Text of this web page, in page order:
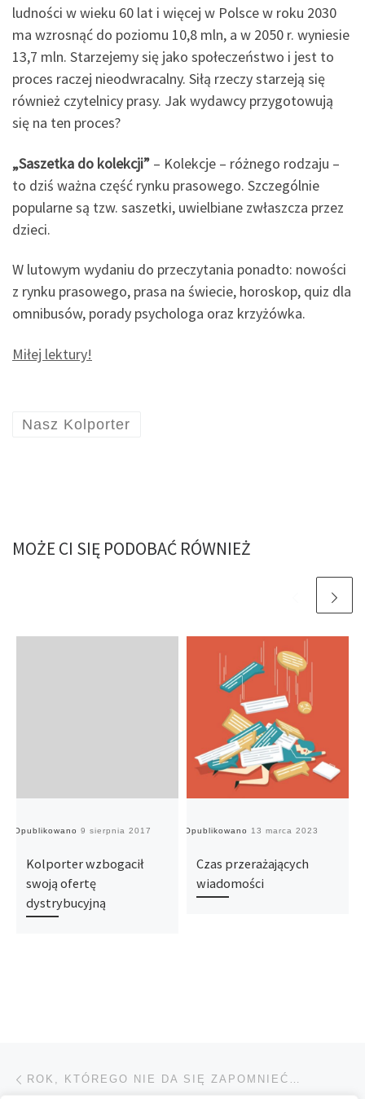
ludności w wieku 60 lat i więcej w Polsce w roku 2030
ma wzrosnąć do poziomu 10,8 mln, a w 2050 r. wyniesie
13,7 mln. Starzejemy się jako społeczeństwo i jest to
proces raczej nieodwracalny. Siłą rzeczy starzeją się
również czytelnicy prasy. Jak wydawcy przygotowują
się na ten proces?
„Saszetka do kolekcji” – Kolekcje – różnego rodzaju –
to dziś ważna część rynku prasowego. Szczególnie
popularne są tzw. saszetki, uwielbiane zwłaszcza przez
dzieci.
W lutowym wydaniu do przeczytania ponadto: nowości
z rynku prasowego, prasa na świecie, horoskop, quiz dla
omnibusów, porady psychologa oraz krzyżówka.
Miłej lektury!
Nasz Kolporter
MOŻE CI SIĘ PODOBAĆ RÓWNIEŻ
Opublikowano 9 sierpnia 2017
Kolporter wzbogacił
swoją ofertę
dystrybucyjną
Opublikowano 13 marca 2023
Czas przerażających
wiadomości
Przeglądanie Wpisów
ROK, KTÓREGO NIE DA SIĘ ZAPOMNIEĆ…